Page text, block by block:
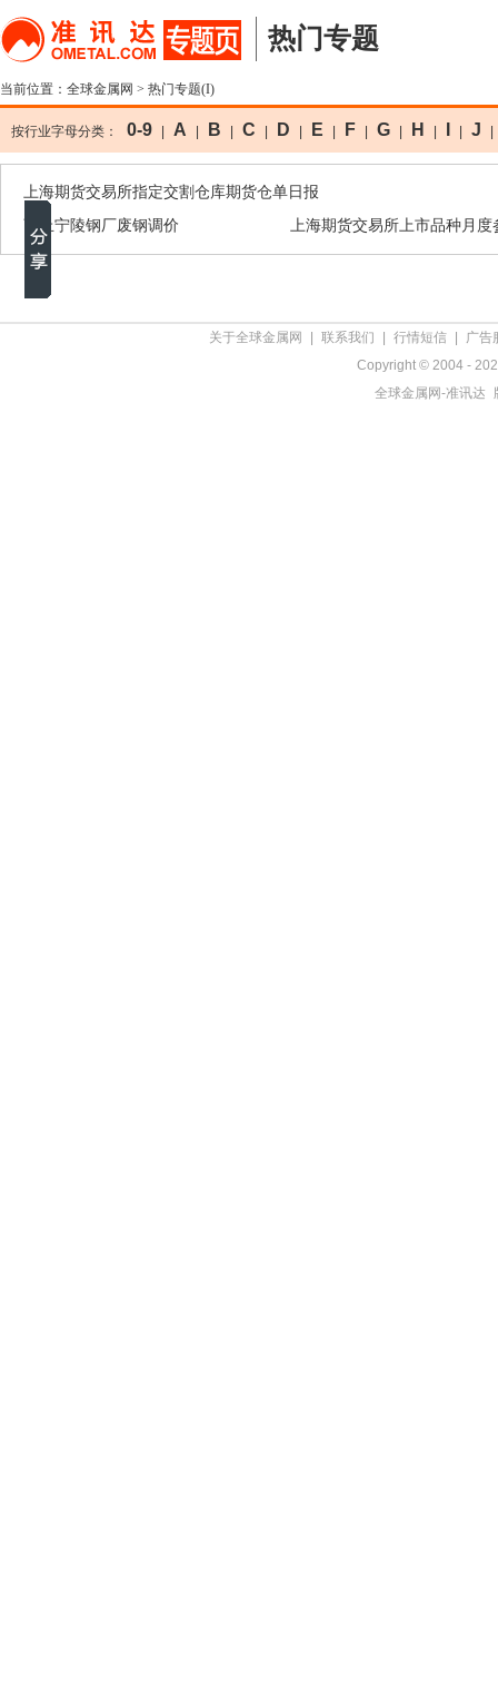
热门专题
当前位置： 全球金属网 > 热门专题(I)
按行业字母分类： 0-9 | A | B | C | D | E | F | G | H | | J |
上海期货交易所指定交割仓库期货仓单日报
商丘宁陵钢厂废钢调价
上海期货交易所上市品种月度
关于全球金属网 | 联系我们 | 行情短信 |
广告
Copyright © 2004 -
全球金属网-准讯达